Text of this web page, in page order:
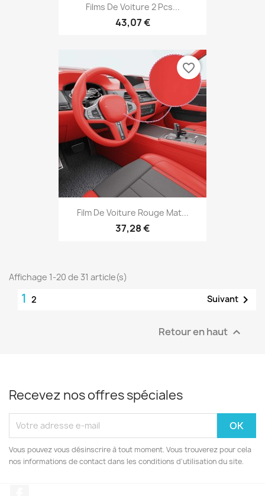
Films De Voiture 2 Pcs...
43,07 €
Film De Voiture Rouge Mat...
37,28 €
favorite_border
Affichage 1-20 de 31 article(s)
1 2 Suivant 
Retour en haut 
Recevez nos offres spéciales
Vous pouvez vous désinscrire à tout moment. Vous trouverez pour cela
nos informations de contact dans les conditions d'utilisation du site.